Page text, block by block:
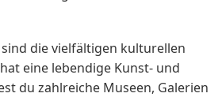
die vielfältigen kulturellen
eine lebendige Kunst- und
du zahlreiche Museen, Galerien